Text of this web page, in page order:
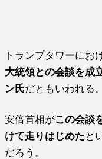
トランプタワーにお
大統領との会談を成
ン氏だともいわれる。
安倍首相がこの会談
けて走りはじめた と
だろう。